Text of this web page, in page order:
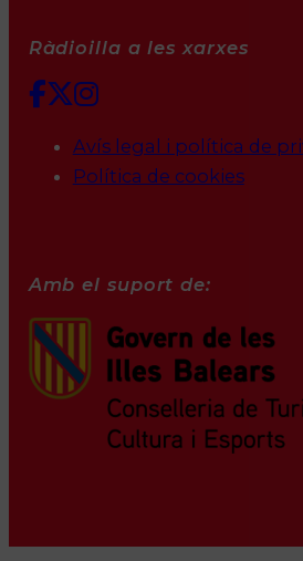
Ràdioilla a les xarxes
Avís legal i política de
Política de cookies
Amb el suport de: